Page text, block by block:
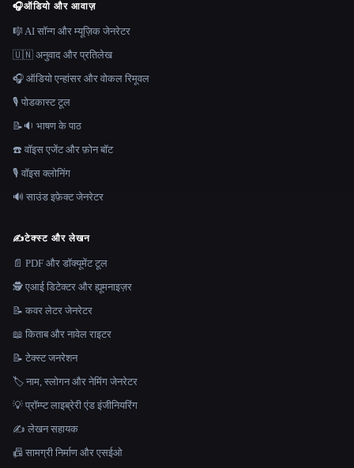
🎧ऑडियो और आवाज़
🎼 AI सॉन्ग और म्यूज़िक जेनरेटर
🇺🇳 अनुवाद और प्रतिलेख
🎧 ऑडियो एन्हांसर और वोकल रिमूवल
🎙️ पोडकास्ट टूल
📝🔉 भाषण के पाठ
☎️ वॉइस एजेंट और फ़ोन बॉट
🎙️ वॉइस क्लोनिंग
🔊 साउंड इफ़ेक्ट जेनरेटर
✍️टेक्स्ट और लेखन
📄 PDF और डॉक्यूमेंट टूल
🕵️ एआई डिटेक्टर और ह्यूमनाइज़र
📝 कवर लेटर जेनरेटर
📖 किताब और नावेल राइटर
📝 टेक्स्ट जनरेशन
🏷️ नाम, स्लोगन और नेमिंग जेनरेटर
💡 प्रॉम्प्ट लाइब्रेरी एंड इंजीनियरिंग
✍️ लेखन सहायक
📠 सामग्री निर्माण और एसईओ